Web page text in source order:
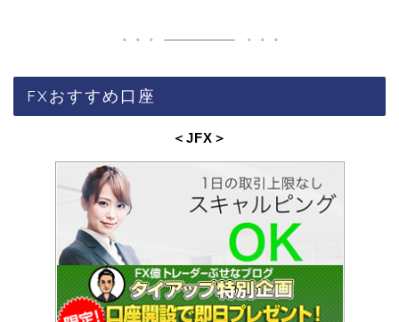
FXおすすめ口座
＜JFX ＞